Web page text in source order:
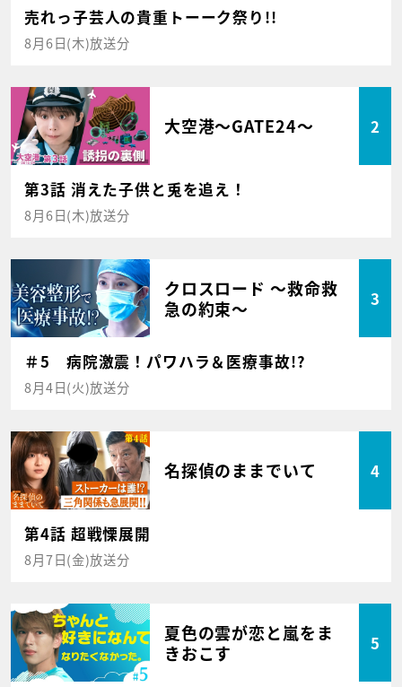
売れっ子芸人の貴重トーーク祭り!!
8月6日(木)放送分
大空港～GATE24～ 2
第3話 消えた子供と兎を追え！
8月6日(木)放送分
クロスロード ～救命救
急の約束～
3
＃5 病院激震！パワハラ＆医療事故!?
8月4日(火)放送分
名探偵のままでいて 4
第4話 超戦慄展開
8月7日(金)放送分
夏色の雲が恋と嵐をま
きおこす
5